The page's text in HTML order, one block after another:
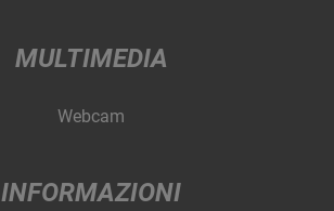
MULTIMEDIA
Webcam
INFORMAZIONI